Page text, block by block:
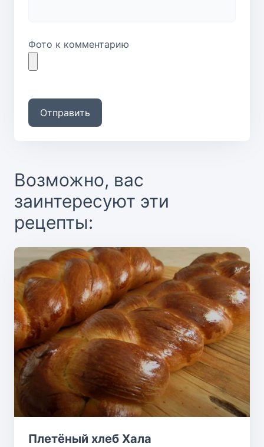
Фото к комментарию
Отправить
Возможно, вас
заинтересуют эти
рецепты:
Плетёный хлеб Хала